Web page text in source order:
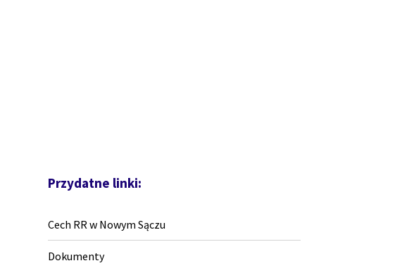
Przydatne linki:
Cech RR w Nowym Sączu
Dokumenty